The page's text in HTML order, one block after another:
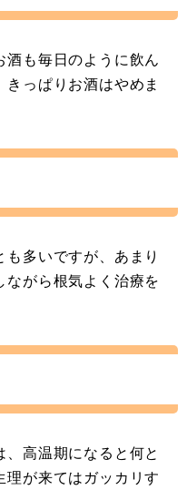
も毎日のように飲ん
っぱりお酒はやめま
多いですが、あまり
がら根気よく治療を
高温期になると何と
が来てはガッカリす